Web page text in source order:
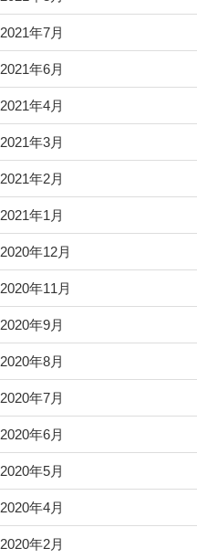
2021年7月
2021年6月
2021年4月
2021年3月
2021年2月
2021年1月
2020年12月
2020年11月
2020年9月
2020年8月
2020年7月
2020年6月
2020年5月
2020年4月
2020年2月